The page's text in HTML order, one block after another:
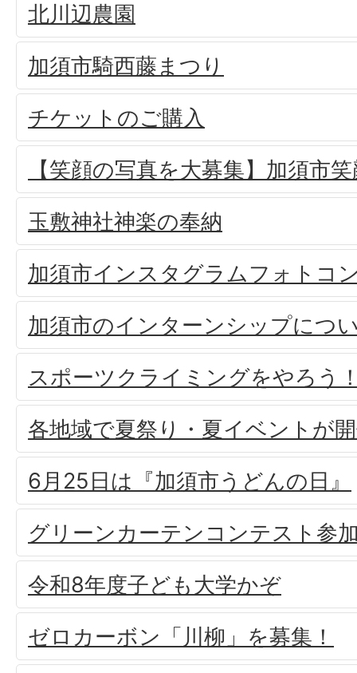
北川辺農園
加須市騎西藤まつり
チケットのご購入
【笑顔の写真を大募集】加須市
玉敷神社神楽の奉納
加須市インスタグラムフォトコ
加須市のインターンシップにつ
スポーツクライミングをやろう
各地域で夏祭り・夏イベントが
6月25日は『加須市うどんの日』
グリーンカーテンコンテスト参
令和8年度子ども大学かぞ
ゼロカーボン「川柳」を募集！